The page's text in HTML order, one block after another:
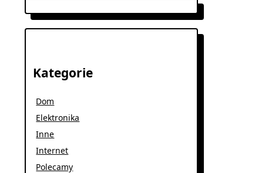
Kategorie
Dom
Elektronika
Inne
Internet
Polecamy